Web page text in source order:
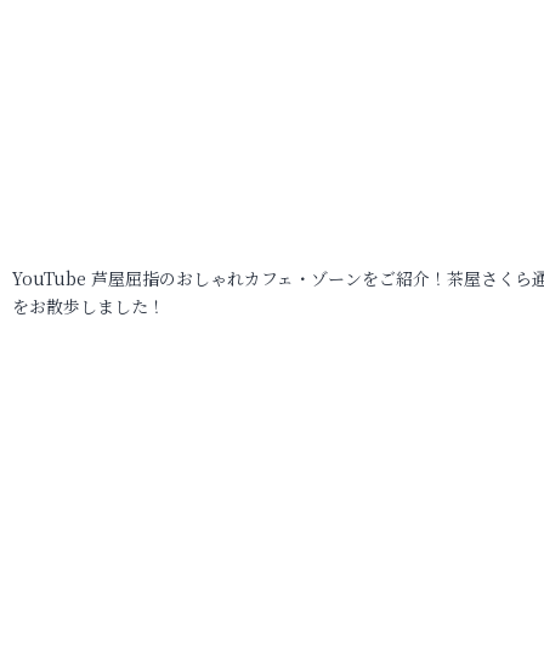
YouTube 芦屋屈指のおしゃれカフェ・ゾーンをご紹介！茶屋さくら
をお散歩しました！